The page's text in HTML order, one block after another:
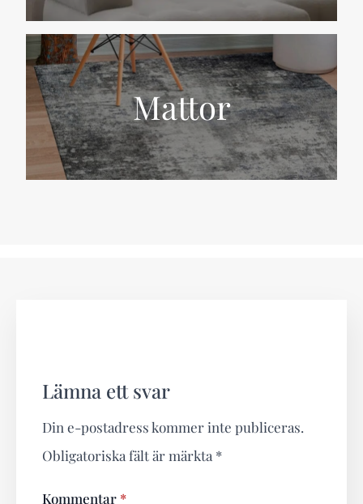
Mattor
Lämna ett svar
Din e-postadress kommer inte publiceras.
Obligatoriska fält är märkta *
Kommentar *